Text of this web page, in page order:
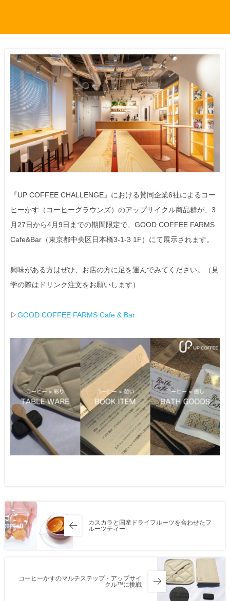
『UP COFFEE CHALLENGE』における賛同企業6社によるコー
ヒーかす（コーヒーグラウンズ）のアップサイクル商品群が、3
月27日から4月9日までの期間限定で、GOOD COFFEE FARMS
Cafe&Bar（東京都中央区日本橋3-1-3 1F）にて展示されます。
興味がある方はぜひ、お店の方に足を運んでみてください。（見
学の際はドリンク注文をお願いします）
▷GOOD COFFEE FARMS Cafe & Bar
カスカラと国産ドライフルーツを合わせたフ
ルーツティー
コーヒーかすのマルチステップ・アップサイ
クル™に挑戦